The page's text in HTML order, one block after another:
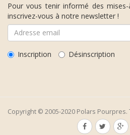
Pour vous tenir informé des
inscrivez-vous à notre newsletter !
Inscription Désinscription
Copyright © 2005-2020 Polars